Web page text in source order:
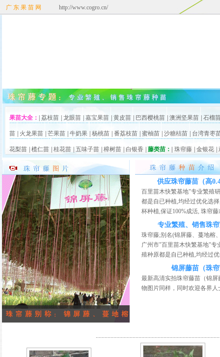
广 东 果 苗 网 http://www.cogro.cn/
果苗大全： 荔枝苗 龙眼苗 嘉宝果苗 黄皮苗 巴西樱桃苗 澳洲坚果苗 石榴
苗 火龙果苗 芒果苗 牛奶果 杨桃苗 番荔枝苗 蜜柚苗 沙糖桔苗 台湾青枣
花梨苗 榄仁苗 桂花苗 五味子苗 樟树苗 白银香 藤类苗： 珠帘藤 金银花
供应珠帘藤苗（高
百里苗木快繁基地"专业繁殖
都是自已种植,均经过优化选
杯种植,保证100%成活, 珠帘
专业繁殖、销售珠
珠帘藤;别名(锦屏藤、蔓地榕
广州市"百里苗木快繁基地"专
殖种原都是自已种植,均经过
锦屏藤苗（珠
最新高清实拍珠帘藤苗（锦
物图片同样，同时欢迎各界人